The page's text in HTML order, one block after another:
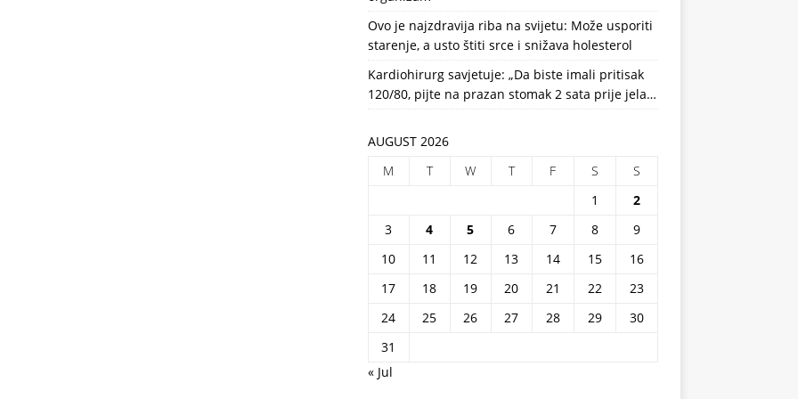
Ovo je najzdravija riba na svijetu: Može usporiti
starenje, a usto štiti srce i snižava holesterol
Kardiohirurg savjetuje: „Da biste imali pritisak
120/80, pijte na prazan stomak 2 sata prije jela…
AUGUST 2026
M
T W T F S
S
1
2
3
4 5 6 7 8
9
10
11 12 13 14 15
16
17
18 19 20 21 22
23
24
25 26 27 28 29
30
31
« Jul